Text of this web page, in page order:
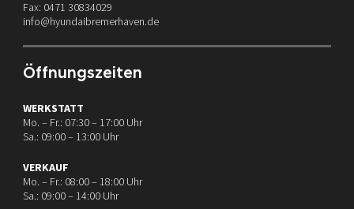
Fax: 0471 30834029
info@hyundaibremerhaven.de
Öffnungszeiten
WERKSTATT
Mo. – Fr.: 07:30 – 17:00 Uhr
Sa.: 09:00 – 13:00 Uhr
VERKAUF
Mo. – Fr.: 08:00 – 18:00 Uhr
Sa.: 09:00 – 14:00 Uhr